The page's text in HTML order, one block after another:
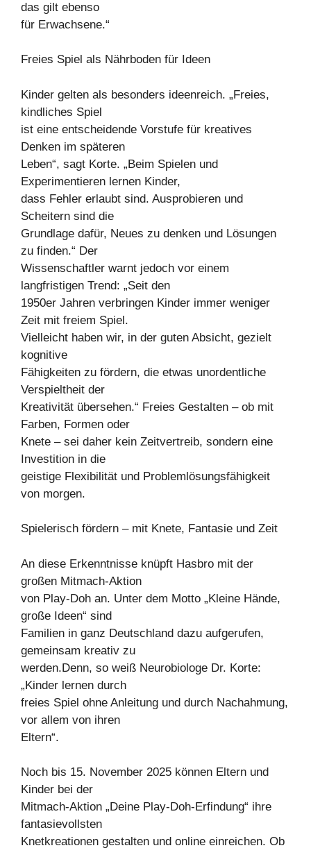
das gilt ebenso
für Erwachsene.“
Freies Spiel als Nährboden für Ideen
Kinder gelten als besonders ideenreich. „Freies,
kindliches Spiel
ist eine entscheidende Vorstufe für kreatives
Denken im späteren
Leben“, sagt Korte. „Beim Spielen und
Experimentieren lernen Kinder,
dass Fehler erlaubt sind. Ausprobieren und
Scheitern sind die
Grundlage dafür, Neues zu denken und Lösungen
zu finden.“ Der
Wissenschaftler warnt jedoch vor einem
langfristigen Trend: „Seit den
1950er Jahren verbringen Kinder immer weniger
Zeit mit freiem Spiel.
Vielleicht haben wir, in der guten Absicht, gezielt
kognitive
Fähigkeiten zu fördern, die etwas unordentliche
Verspieltheit der
Kreativität übersehen.“ Freies Gestalten – ob mit
Farben, Formen oder
Knete – sei daher kein Zeitvertreib, sondern eine
Investition in die
geistige Flexibilität und Problemlösungsfähigkeit
von morgen.
Spielerisch fördern – mit Knete, Fantasie und Zeit
An diese Erkenntnisse knüpft Hasbro mit der
großen Mitmach-Aktion
von Play-Doh an. Unter dem Motto „Kleine Hände,
große Ideen“ sind
Familien in ganz Deutschland dazu aufgerufen,
gemeinsam kreativ zu
werden.Denn, so weiß Neurobiologe Dr. Korte:
„Kinder lernen durch
freies Spiel ohne Anleitung und durch Nachahmung,
vor allem von ihren
Eltern“.
Noch bis 15. November 2025 können Eltern und
Kinder bei der
Mitmach-Aktion „Deine Play-Doh-Erfindung“ ihre
fantasievollsten
Knetkreationen gestalten und online einreichen. Ob